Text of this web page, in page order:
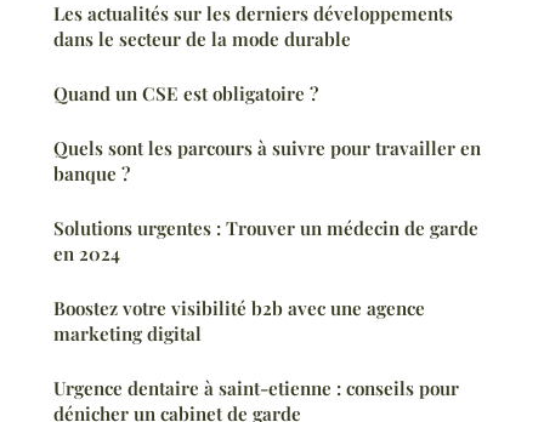
Les actualités sur les derniers développements
dans le secteur de la mode durable
Quand un CSE est obligatoire ?
Quels sont les parcours à suivre pour travailler en
banque ?
Solutions urgentes : Trouver un médecin de garde
en 2024
Boostez votre visibilité b2b avec une agence
marketing digital
Urgence dentaire à saint-etienne : conseils pour
dénicher un cabinet de garde